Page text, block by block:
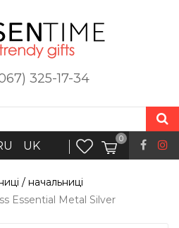
325-17-34
UK
0
/ начальниці
Essential Metal Silver